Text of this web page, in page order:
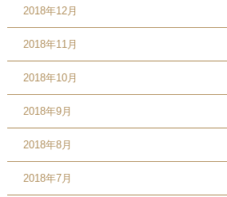
2018年12月
2018年11月
2018年10月
2018年9月
2018年8月
2018年7月